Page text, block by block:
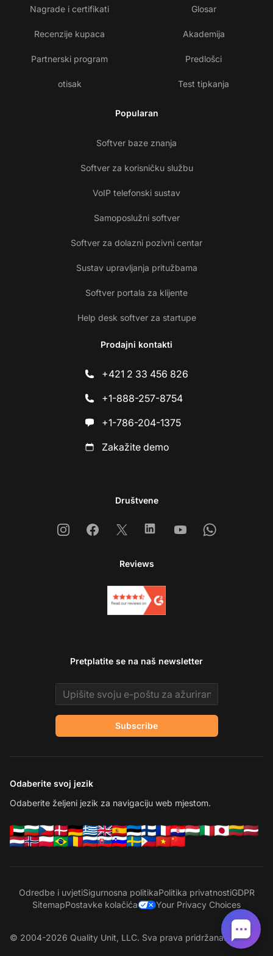
Nagrade i certifikati
Recenzije kupaca
Partnerski program
otisak
Glosar
Akademija
Predlošci
Test tipkanja
Popularan
Softver baze znanja
Softver za korisničku službu
VoIP telefonski sustav
Samoposlužni softver
Softver za dolazni pozivni centar
Sustav upravljanja pritužbama
Softver portala za klijente
Help desk softver za startupe
Prodajni kontakti
+421 2 33 456 826
+1-888-257-8754
+1-786-204-1375
Zakažite demo
Društvene
InstagramFacebook
X LinkedinYoutubeWhatsapp
Reviews
Pretplatite se na naš newsletter
Email address
Subscribe
Odaberite svoj jezik
Odaberite željeni jezik za navigaciju web mjestom.
Odredbe i uvjetiSigurnosna politikaPolitika privatnostiGDPR
SitemapPostavke kolačića Your Privacy Choices
© 2004-2026 Quality Unit, LLC. Sva prava pridržana.